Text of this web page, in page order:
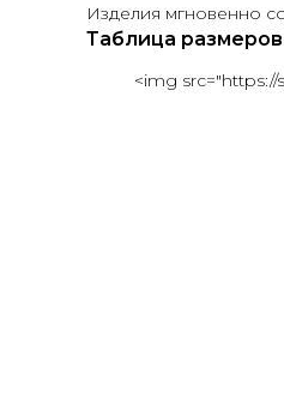
Изделия мгновенно
Таблица размеров
<img src="https://